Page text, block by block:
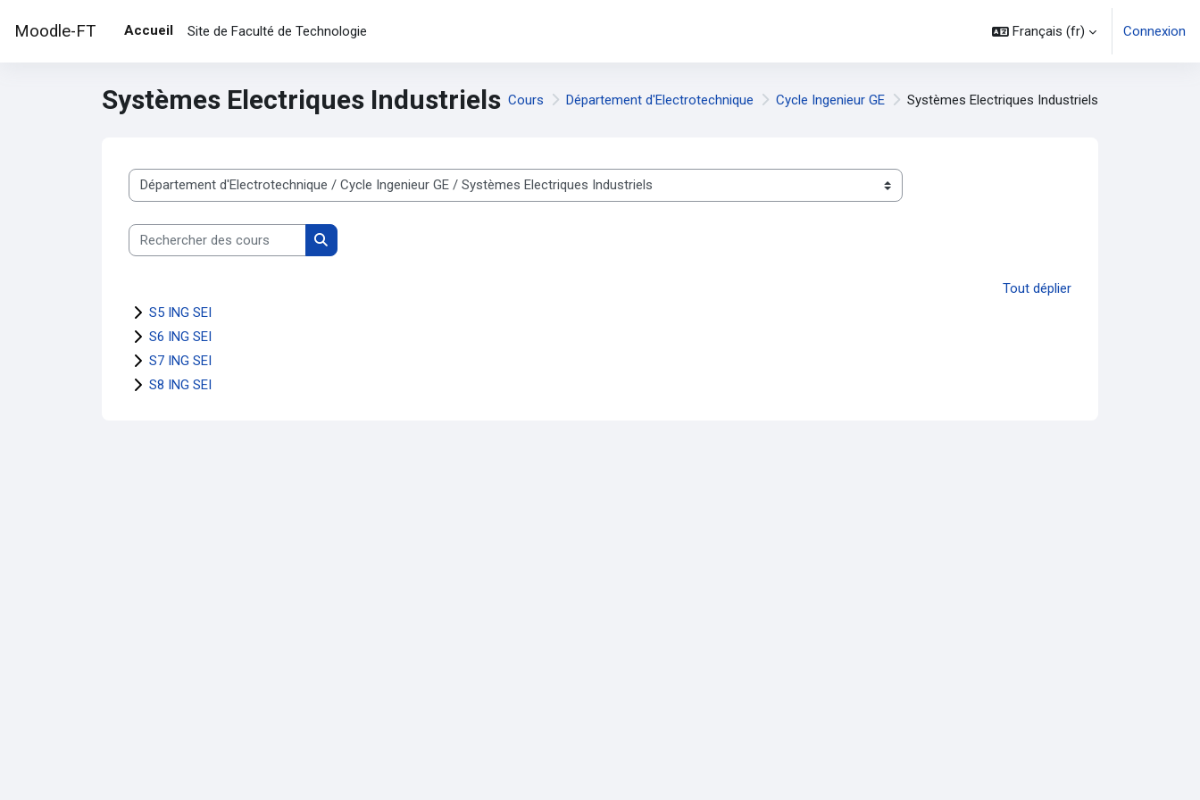
Moodle-FT Accueil Site de Faculté de Technologie Français ‎(fr)‎ Connexion
Systèmes Electriques Industriels Cours Département d'Electrotechnique Cycle Ingenieur GE Systèmes Electriques Industriels
Catégories de cours
Rechercher des cours
Rechercher des cours
Tout déplier
S5 ING SEI
S6 ING SEI
S7 ING SEI
S8 ING SEI